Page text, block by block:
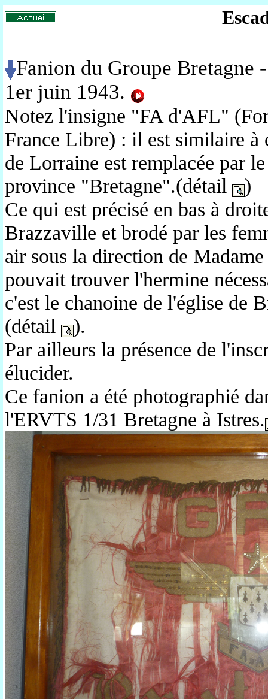
Fanion du Groupe Bretagne
1er juin 1943.
Notez l'insigne "FA d'AFL"
France Libre) : il est similaire
de Lorraine est remplacée par
province "Bretagne".(détail
)
Ce qui est précisé en bas à
Brazzaville et brodé par les
air sous la direction de
pouvait trouver l'hermine
c'est le chanoine de l'église de
(détail
).
Par ailleurs la présence de
élucider.
Ce fanion a été photographié
l'ERVTS 1/31 Bretagne à Istres.